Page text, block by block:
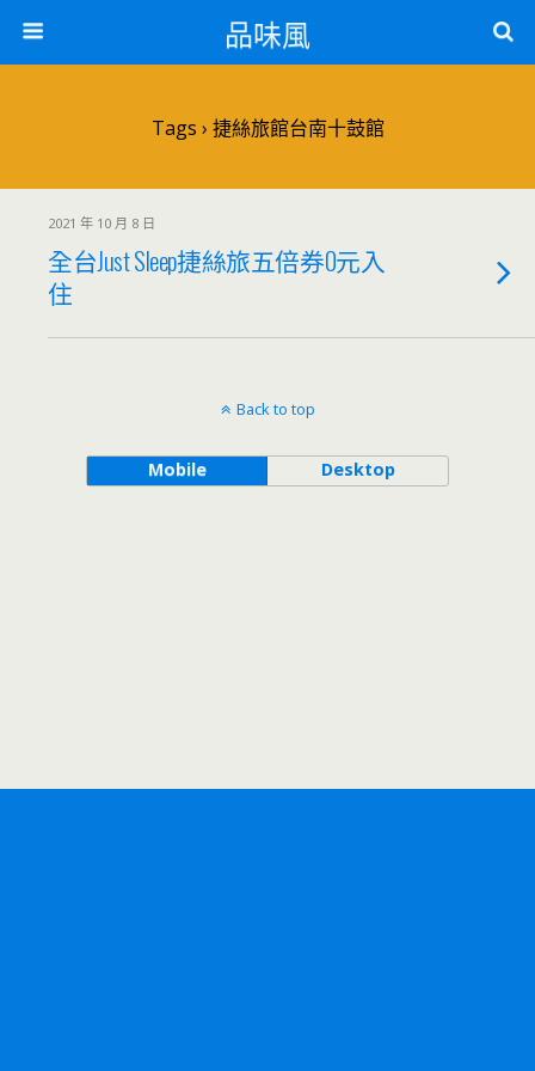
品味風
Tags › 捷絲旅館台南十鼓館
2021 年 10 月 8 日
全台Just Sleep捷絲旅五倍券0元入
住
Back to top
Mobile Desktop